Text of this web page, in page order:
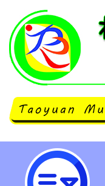
轉知112年3
「公務員發